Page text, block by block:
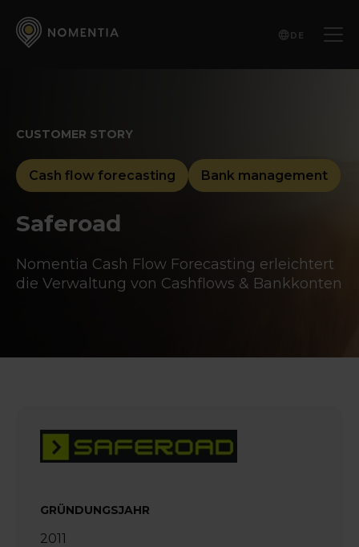
DE
CUSTOMER STORY
Cash flow forecasting Bank management
Saferoad
Nomentia Cash Flow Forecasting erleichtert
die Verwaltung von Cashflows & Bankkonten
GRÜNDUNGSJAHR
2011